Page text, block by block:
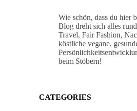
Wie schön, dass du hier
Blog dreht sich alles
Travel, Fair Fashion,
köstliche vegane,
beim Stöbern!
CATEGORIES